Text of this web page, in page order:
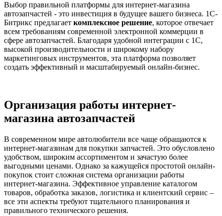
Выбор правильной платформы для интернет-магазина
автозапчастей - это инвестиция в будущее вашего бизнеса. 1С-
Битрикс предлагает комплексное решение, которое отвечает
всем требованиям современной электронной коммерции в
сфере автозапчастей. Благодаря удобной интеграции с 1С,
высокой производительности и широкому набору
маркетинговых инструментов, эта платформа позволяет
создать эффективный и масштабируемый онлайн-бизнес.
Организация работы интернет-
магазина автозапчастей
В современном мире автолюбители все чаще обращаются к
интернет-магазинам для покупки запчастей. Это обусловлено
удобством, широким ассортиментом и зачастую более
выгодными ценами. Однако за кажущейся простотой онлайн-
покупок стоит сложная система организации работы
интернет-магазина. Эффективное управление каталогом
товаров, обработка заказов, логистика и клиентский сервис –
все эти аспекты требуют тщательного планирования и
правильного технического решения.